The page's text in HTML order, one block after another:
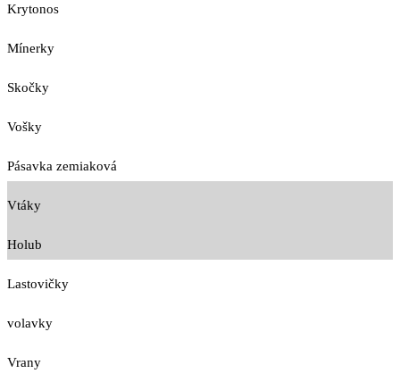
Krytonos
Mínerky
Skočky
Vošky
Pásavka zemiaková
Vtáky
Holub
Lastovičky
volavky
Vrany